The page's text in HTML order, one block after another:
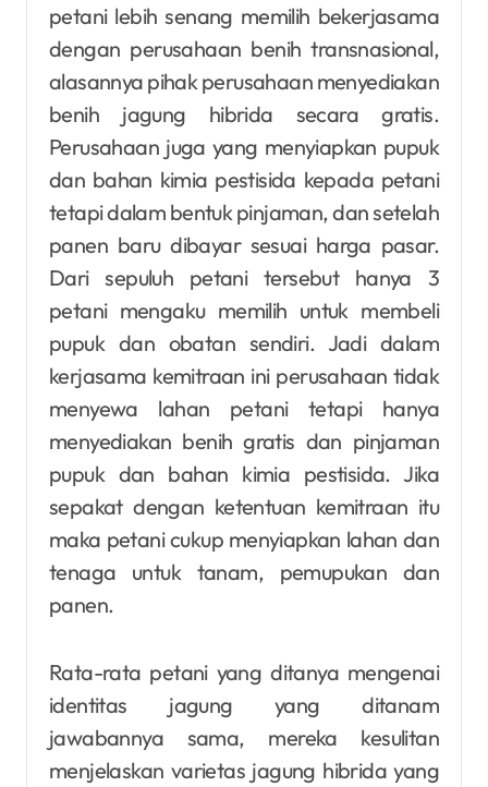
petani lebih senang memilih bekerjasama
dengan perusahaan benih transnasional,
alasannya pihak perusahaan menyediakan
benih jagung hibrida secara gratis.
Perusahaan juga yang menyiapkan pupuk
dan bahan kimia pestisida kepada petani
tetapi dalam bentuk pinjaman, dan setelah
panen baru dibayar sesuai harga pasar.
Dari sepuluh petani tersebut hanya 3
petani mengaku memilih untuk membeli
pupuk dan obatan sendiri. Jadi dalam
kerjasama kemitraan ini perusahaan tidak
menyewa lahan petani tetapi hanya
menyediakan benih gratis dan pinjaman
pupuk dan bahan kimia pestisida. Jika
sepakat dengan ketentuan kemitraan itu
maka petani cukup menyiapkan lahan dan
tenaga untuk tanam, pemupukan dan
panen.
Rata-rata petani yang ditanya mengenai
identitas jagung yang ditanam
jawabannya sama, mereka kesulitan
menjelaskan varietas jagung hibrida yang